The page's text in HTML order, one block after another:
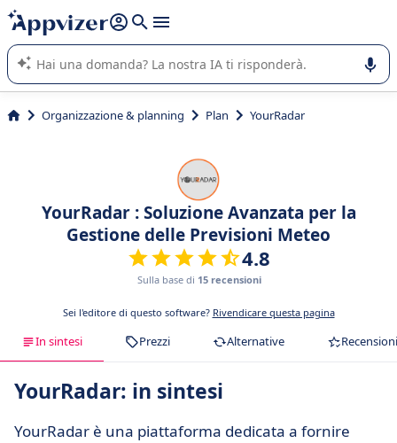
righe con
shift + enter
L'IA di Appvizer vi guida nell'utilizzo o nella scelta di un
software SaaS per la vostra azienda.
Organizzazione & planning Plan YourRadar
YourRadar : Soluzione Avanzata per la
Gestione delle Previsioni Meteo
4.8
Sulla base di 15 recensioni
Sei l'editore di questo software? Rivendicare questa pagina
In sintesi Prezzi Alternative Recensioni
YourRadar: in sintesi
YourRadar è una piattaforma dedicata a fornire